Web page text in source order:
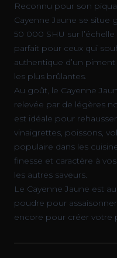
Reconnu pour son
Cayenne Jaune se
50 000 SHU sur
parfait pour ceux qui
authentique d’un piment
les plus brûlantes.
Au goût, le Cayenne
relevée par de légères
est idéale pour
vinaigrettes, poissons,
populaire dans les
finesse et caractère à
les autres saveurs.
Le Cayenne Jaune est
poudre pour
encore pour créer votre